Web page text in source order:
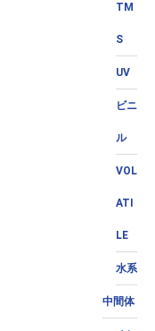
TM
S
UV
ビニ
ル
VOL
ATI
LE
水系
中間体